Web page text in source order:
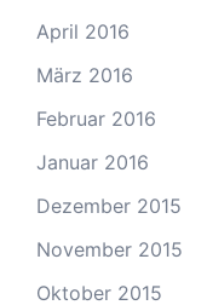
April 2016
März 2016
Februar 2016
Januar 2016
Dezember 2015
November 2015
Oktober 2015